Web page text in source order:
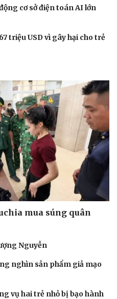
cơ sở điện toán AI lớn
triệu USD vì gây hại cho trẻ
mua súng quân
Nguyễn
nghìn sản phẩm giả mạo
vụ hai trẻ nhỏ bị bạo hành